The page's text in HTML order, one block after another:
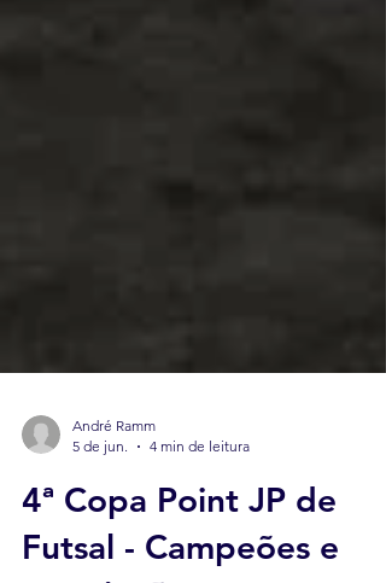
André Ramm
5 de jun.
4 min de leitura
4ª Copa Point JP de